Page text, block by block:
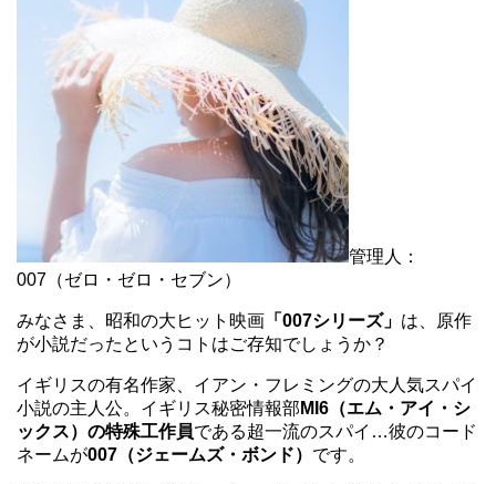
管理人：
007（ゼロ・ゼロ・セブン）
みなさま、昭和の大ヒット映画 「007シリーズ」 は、原作
が小説だったというコトはご存知でしょうか？
イギリスの有名作家、イアン・フレミングの大人気スパイ
小説の主人公。イギリス秘密情報部 MI6（エム・アイ・シ
ックス）の特殊工作員である超一流のスパイ…彼のコード
ネームが007（ジェームズ・ボンド） です。